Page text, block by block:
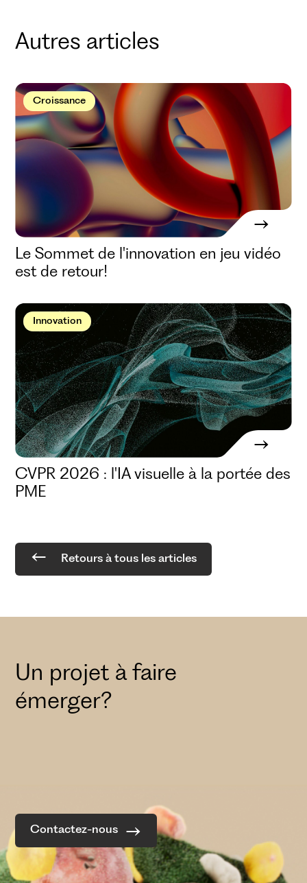
Autres articles
Le Sommet de l'innovation en jeu vidéo
est de retour!
Croissance
CVPR 2026 : l'IA visuelle à la portée des
PME
Innovation
Retours à tous les articles
Un projet à faire
émerger?
Contactez-nous